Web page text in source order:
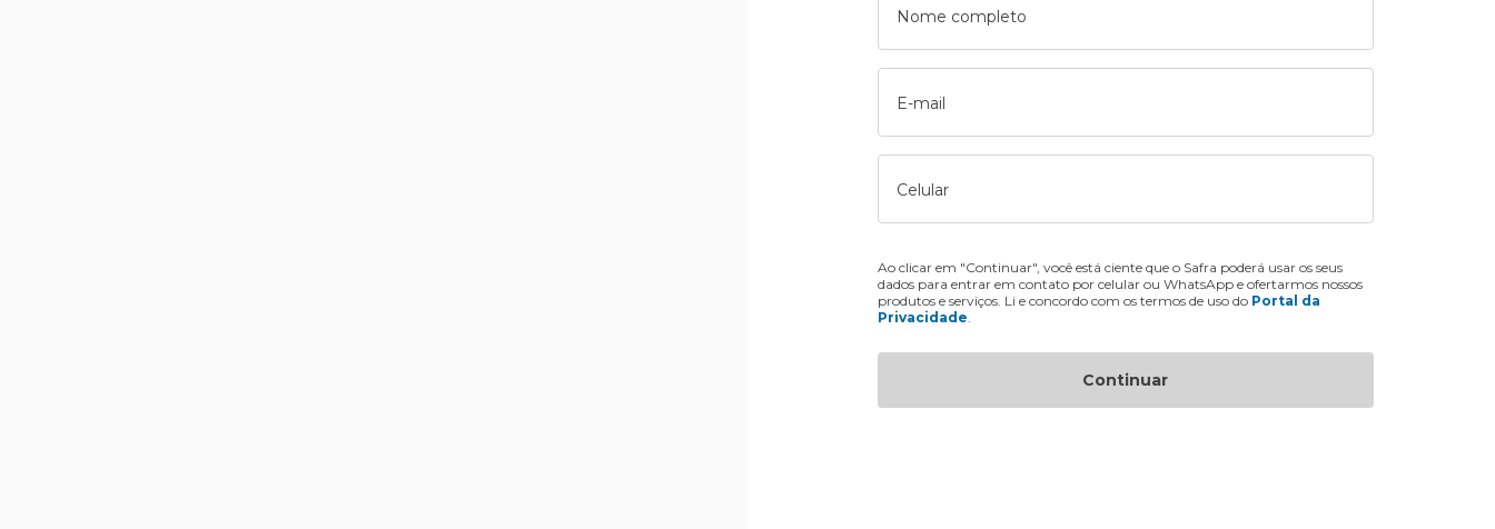
Nome completo
E-mail
Celular
Ao clicar em "Continuar", você está ciente que o Safra poderá usar os seus
dados para entrar em contato por celular ou WhatsApp e ofertarmos nossos
produtos e serviços. Li e concordo com os termos de uso do Portal da
Privacidade
Continuar